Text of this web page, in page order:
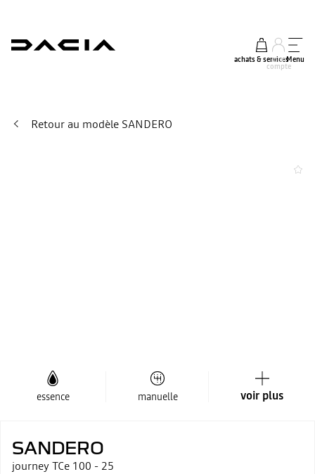
achats & services
mon
compte
Menu
Retour au modèle SANDERO
essence manuelle voir plus
SANDERO
journey TCe 100 - 25